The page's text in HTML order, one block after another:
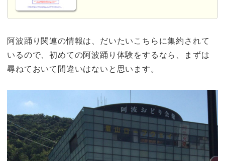
阿波踊り関連の情報は、だいたいこちらに集約されて
いるので、初めての阿波踊り体験をするなら、まずは
尋ねておいて間違いはないと思います。